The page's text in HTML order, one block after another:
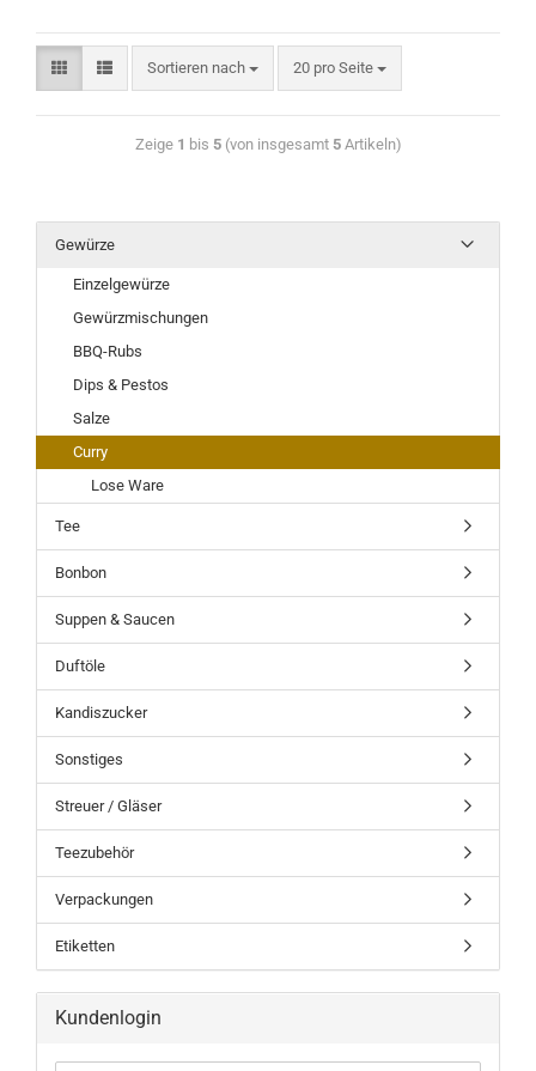
Sortieren nach 20 pro Seite
Zeige 1 bis 5(von insgesamt 5Artikeln)
Gewürze
Einzelgewürze
Gewürzmischungen
BBQ-Rubs
Dips & Pestos
Salze
Curry
Lose Ware
Tee
Bonbon
Suppen & Saucen
Duftöle
Kandiszucker
Sonstiges
Streuer / Gläser
Teezubehör
Verpackungen
Etiketten
Kundenlogin